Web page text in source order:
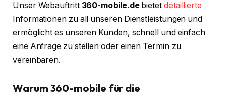
Unser Webauftritt 360-mobile.debietet detaillierte
Informationen zu all unseren Dienstleistungen und
ermöglicht es unseren Kunden, schnell und einfach
eine Anfrage zu stellen oder einen Termin zu
vereinbaren.
Warum 360-mobile für die